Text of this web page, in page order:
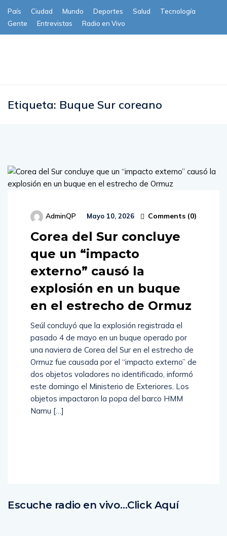
País Ciudad Mundo Deportes Salud
Tecnología
Gente
Entrevistas Radio en Vivo
Etiqueta: Buque Sur coreano
AdminQP Mayo 10, 2026 Comments (0)
Corea del Sur concluye
que un “impacto
externo” causó la
explosión en un buque
en el estrecho de Ormuz
Seúl concluyó que la explosión registrada el
pasado 4 de mayo en un buque operado por
una naviera de Corea del Sur en el estrecho de
Ormuz fue causada por el “impacto externo” de
dos objetos voladores no identificado, informó
este domingo el Ministerio de Exteriores. Los
objetos impactaron la popa del barco HMM
Namu […]
Escuche radio en vivo…Click Aquí